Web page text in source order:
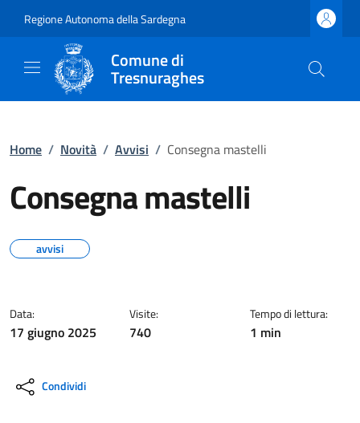
Regione Autonoma della Sardegna
Comune di
Tresnuraghes
Home / Novità / Avvisi / Consegna mastelli
Consegna mastelli
avvisi
Data:
17 giugno 2025
Visite:
740
Tempo di lettura:
1 min
Condividi